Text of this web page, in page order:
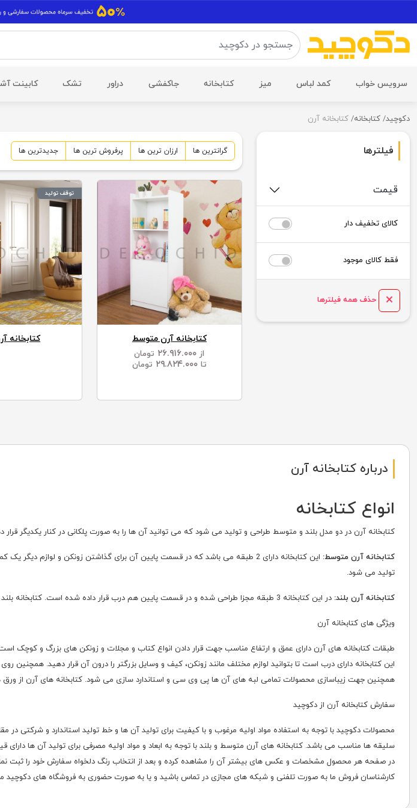
سرویس خواب کمد لباس میز کتابخانه جاکفشی دراور تشک کابینت
دکوچید کتابخانه کتابخانه آرن
فیلترها
قیمت
کالای تخفیف دار
فقط کالای موجود
حذف همه فیلترها
گرانترین ها ارزان ترین ها پرفروش ترین ها جدیدترین ها
توقف تولید
کتابخانه
کتابخانه آرن متوسط
از
تومان
تا ۲۹.۸۲۴.۰۰۰ تومان
درباره کتابخانه آرن
انواع کتابخانه
کتابخانه آرن در دو مدل بلند و متوسط طراحی و تولید می شود که می توانید آن ها را به صورت پلکانی در کنار یکدیگر
کتابخانه آرن متوسط:
تولید می شود.
کتابخانه آرن بلند: در این کتابخانه 3 طبقه مجزا طراحی شده و در قسمت پایین هم درب قرار داده شده است. کتابخانه بلند در طول50 سانتی متر و عرض 32 سانتی متر با ارتفاع 161 سانتی متر تولید می شود.
ویژگی های کتابخانه آرن
طبقات کتابخانه های آرن دارای عمق و ارتفاع مناسب جهت قرار دادن انواع کتاب و مجلات و زونکن های بزرگ و کوچک
این کتابخانه دارای درب است تا بتوانید لوازم مختلف مانند زونکن، کیف و وسایل بزرگتر را درون آن قرار دهید.
همچنین جهت زیباسازی محصولات تمامی لبه های آن ها پی وی سی و استاندارد سازی می شود. کتابخانه های آرن از
سفارش کتابخانه آرن از دکوچید
محصولات دکوچید با توجه به استفاده مواد اولیه مرغوب و با کیفیت برای تولید آن ها و خط تولید استاندارد و شرکتی در
سلیقه ها مناسب می باشد. کتابخانه های آرن متوسط و بلند با توجه به ابعاد و مواد اولیه مصرفی برای تولید آن ها
در صفحه هر محصول مشخصات و عکس های بیشتر آن را مشاهده کرده و بعد از انتخاب رنگ دلخواه سفارش خود را ثبت
کارشناسان فروش ما به صورت تلفنی و شبکه های مجازی در تماس باشید و یا به صورت حضوری به فروشگاه های دکوچید